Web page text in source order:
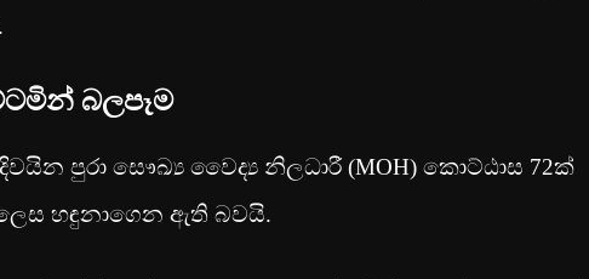
බලපෑම
පුරා සෞඛ්‍ය වෛද්‍ය නිලධාරී (MOH) කොට්ඨාස 72ක්
හඳුනාගෙන ඇති බවයි.